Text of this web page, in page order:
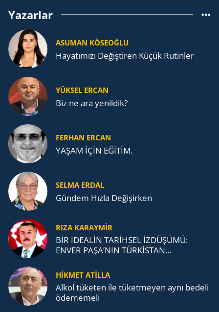
Yazarlar
ASUMAN KÖSEOĞLU
Ha­ya­tı­mı­zı De­ğiş­ti­ren Küçük Ru­tin­ler
YÜKSEL ERCAN
Biz ne ara yenildik?
FERHAN ERCAN
YAŞAM İÇİN EĞİTİM.
SELMA ERDAL
Gündem Hızla Değişirken
RIZA KARAYMIR
BİR İDEALİN TARİHSEL İZDÜŞÜMÜ:
ENVER PAŞA’NIN TÜRKİSTAN
TEŞKİLATI’NA UZANAN MİRASI
HİKMET ATİLLA
Alkol tü­ke­ten ile tü­ket­me­yen aynı be­de­li
öde­me­me­li